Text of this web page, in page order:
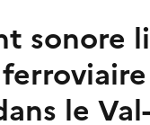
sonore
le